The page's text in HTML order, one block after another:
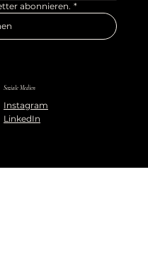
abonnieren. *
Soziale Medien
Instagram
LinkedIn